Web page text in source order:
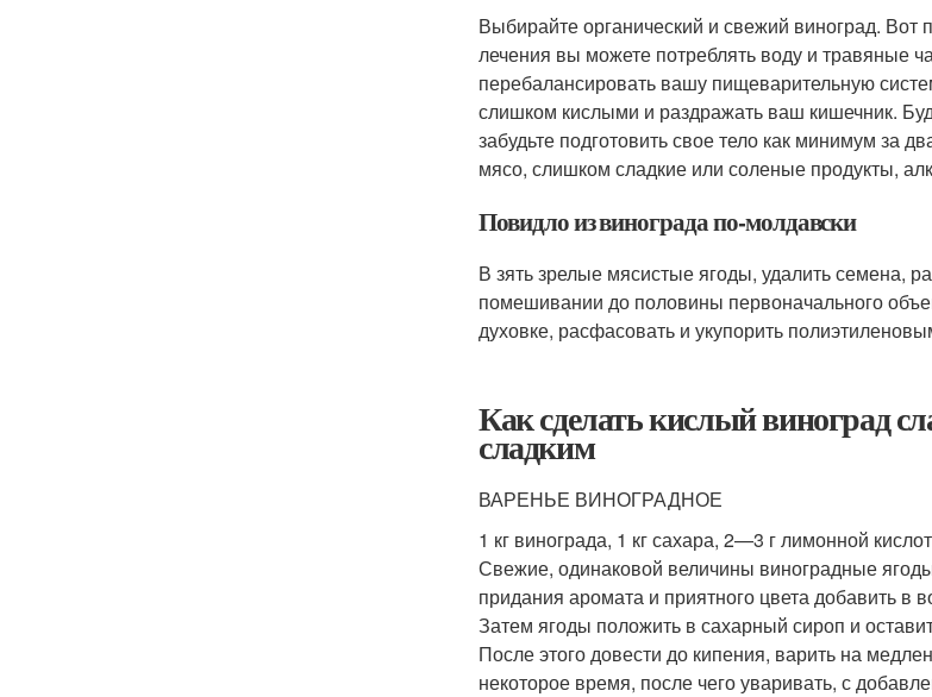
Выбирайте органический и свежий виноград.
лечения вы можете потреблять воду и травяные
перебалансировать вашу пищеварительную
слишком кислыми и раздражать ваш кишечник.
забудьте подготовить свое тело как минимум за
мясо, слишком сладкие или соленые продукты,
Повидло из винограда по-молдавски
В зять зрелые мясистые ягоды, удалить семена,
помешивании до половины первоначального
духовке, расфасовать и укупорить
Как сделать кислый виноград
сладким
ВАРЕНЬЕ ВИНОГРАДНОЕ
1 кг винограда, 1 кг сахара, 2—3 г лимонной
Свежие, одинаковой величины виноградные
придания аромата и приятного цвета добавить в
Затем ягоды положить в сахарный сироп и
После этого довести до кипения, варить на
некоторое время, после чего уваривать, с